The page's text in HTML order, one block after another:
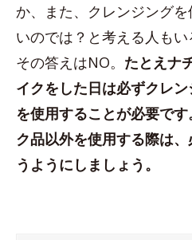
か、また、クレンジング
いのでは？と考える人もい
その答えはNO。 たとえナ
イクをした日は必ずクレ
を使用することが必要で
ク品以外を使用する際は
うようにしましょう。